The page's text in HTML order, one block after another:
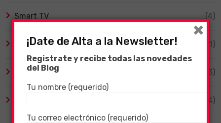
Smart TV (4)
Tecnología (1)
TV y Series (3)
(204)
¡Date de Alta a la Newsletter!
Registrate y recibe todas las novedades
del Blog
Tu nombre (requerido)
Tu correo electrónico (requerido)
×